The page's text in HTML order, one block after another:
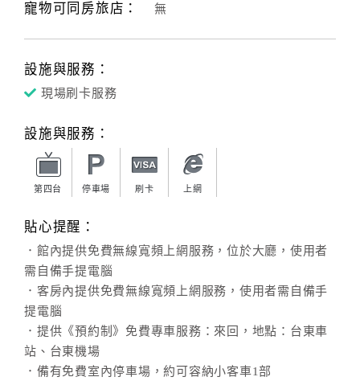
寵物可同房旅店： 無
設施與服務：
現場刷卡服務
設施與服務：
第四台 停車場 刷卡 上網
貼心提醒：
．館內提供免費無線寬頻上網服務，位於大廳，使用者
需自備手提電腦
．客房內提供免費無線寬頻上網服務，使用者需自備手
提電腦
．提供《預約制》免費專車服務：來回，地點：台東車
站、台東機場
．備有免費室內停車場，約可容納小客車1部